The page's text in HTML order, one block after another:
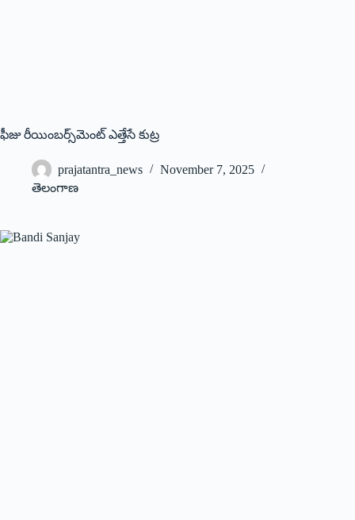
ఫీజు రీయింబర్స్‌మెంట్‌ ఎత్తేసే కుట్ర
prajatantra_news
November 7, 2025
తెలంగాణ